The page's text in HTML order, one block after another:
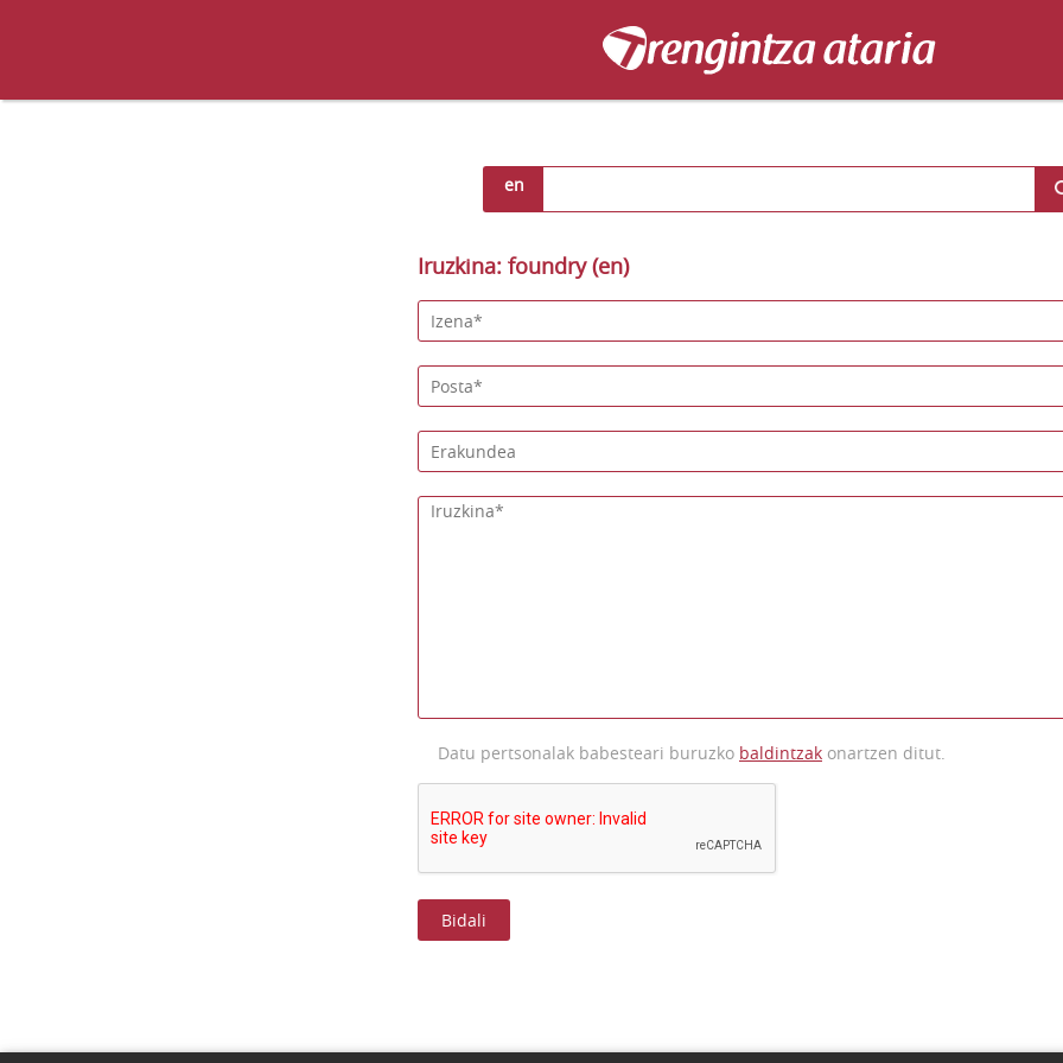
en
Iruzkina: foundry (en)
Datu pertsonalak babesteari buruzko baldintzak onartzen ditut.